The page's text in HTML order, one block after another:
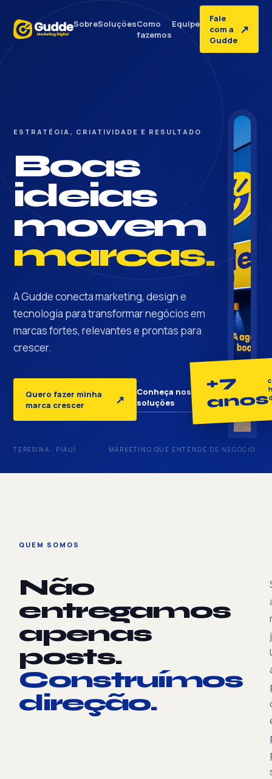
SobreSoluçõesComo
fazemos
Equipe
Fale
com a
Gudde
↗
ESTRATÉGIA, CRIATIVIDADE E RESULTADO
Boas
ideias
movem
marcas.
A Gudde conecta marketing, design e
tecnologia para transformar negócios em
marcas fortes, relevantes e prontas para
crescer.
Quero fazer minha
marca crescer
↗
Conheça nossas
soluções
↓
+7
anos
TERESINA · PIAUÍ MARKETING QUE ENTENDE DE NEGÓCIO.
QUEM SOMOS
Não
entregamos
apenas
posts.
Construímos
direção.